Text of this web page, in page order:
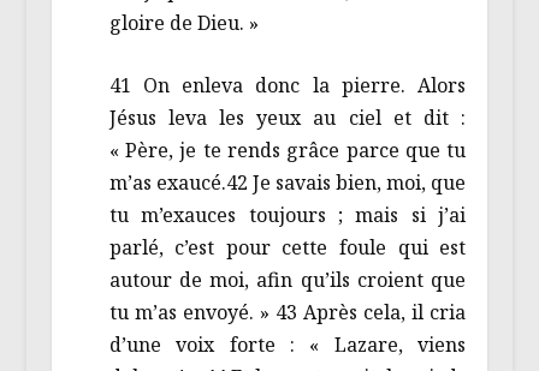
gloire de Dieu. »
41 On enleva donc la pierre. Alors
Jésus leva les yeux au ciel et dit :
« Père, je te rends grâce parce que tu
m’as exaucé.42 Je savais bien, moi, que
tu m’exauces toujours ; mais si j’ai
parlé, c’est pour cette foule qui est
autour de moi, afin qu’ils croient que
tu m’as envoyé. » 43 Après cela, il cria
d’une voix forte : « Lazare, viens